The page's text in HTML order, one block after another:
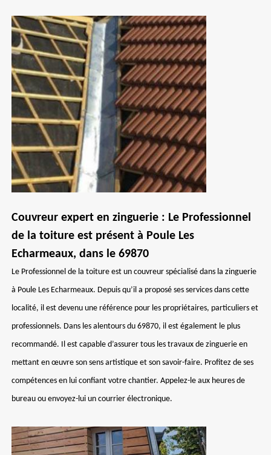
Couvreur expert en zinguerie : Le Professionnel
de la toiture est présent à Poule Les
Echarmeaux, dans le 69870
Le Professionnel de la toiture est un couvreur spécialisé dans la zinguerie
à Poule Les Echarmeaux. Depuis qu’il a proposé ses services dans cette
localité, il est devenu une référence pour les propriétaires, particuliers et
professionnels. Dans les alentours du 69870, il est également le plus
recommandé. Il est capable d’assurer tous les travaux de zinguerie en
mettant en œuvre son sens artistique et son savoir-faire. Profitez de ses
compétences en lui confiant votre chantier. Appelez-le aux heures de
bureau ou envoyez-lui un courrier électronique.